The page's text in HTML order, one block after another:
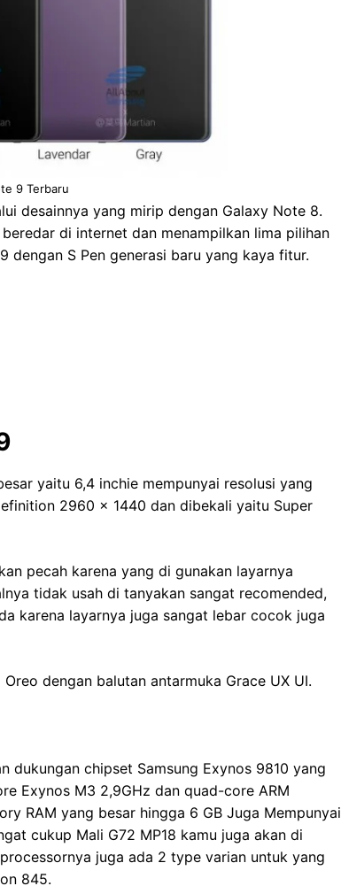
9 Terbaru
desainnya yang mirip dengan Galaxy Note 8.
di internet dan menampilkan lima pilihan
dengan S Pen generasi baru yang kaya fitur.
yaitu 6,4 inchie mempunyai resolusi yang
2960 x 1440 dan dibekali yaitu Super
pecah karena yang di gunakan layarnya
tidak usah di tanyakan sangat recomended,
karena layarnya juga sangat lebar cocok juga
dengan balutan antarmuka Grace UX UI.
dukungan chipset Samsung Exynos 9810 yang
Exynos M3 2,9GHz dan quad-core ARM
RAM yang besar hingga 6 GB Juga Mempunyai
cukup Mali G72 MP18 kamu juga akan di
juga ada 2 type varian untuk yang
845.